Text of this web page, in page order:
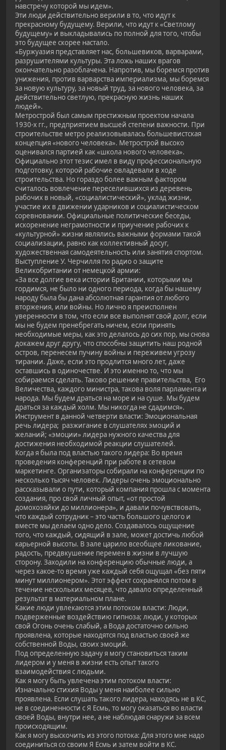
навстречу которой мы идем».
Эти люди действительно верили в то, что идут к
прекрасному будущему. Верили, что идут к «Светлому
будущему» и выкладывались по полной для того, чтобы
это будущее скорее настало.
«Буржуазия представляет нас, большевиков, варварами,
разрушителями культуры. Эта ложь наших врагов
окончательно разоблачена. Напротив, мы боремся против
унижения, против варварства империализма, мы боремся
за новую культуру, за новый труд, за нового человека, за
действительно светлую, прекрасную жизнь наших
людей».
Метрострой был самым престижным проектом начала
1930-х гг., предприятием высшей степени важности. При
строительстве метро реализовывалась большевистская
концепция «нового человека». Метрострой высоко
оценивался партией как «школа нового человека».
Официально этот тезис имел в виду профессиональную
подготовку, которой рабочие овладевали в ходе
строительства. Но гораздо более важным фактором
считалось вовлечение переселившихся из деревень
рабочих в новый, «социалистический», уклад жизни,
участие их в движении ударников и социалистическом
соревновании. Официальные политические беседы,
искоренение неграмотности и приучение рабочих к
«культурной» жизни являлись важными формами такой
социализации, равно как коллективный досуг,
художественная самодеятельность или занятия спортом.
Выступление У. Черчилля по радио о защите
Великобритании от немецкой армии:
«За все долгие века истории Британии, которыми мы
гордимся, не было ни одного периода, когда бы нашему
народу была бы дана абсолютная гарантия от любого
вторжения, или войны. Но лично я преисполнен
уверенности в том, что если все выполнят свой долг, если
мы не будем пренебрегать ничем, если принять
необходимые меры, как это делалось до сих пор, мы снова
докажем друг другу, что способны защитить наш родной
остров, перенесем пучину войны и переживем угрозу
тирании. Даже, если это продлится много лет, даже
оставшись в одиночестве. И это именно то, что мы
собираемся сделать. Таково решение правительства, Его
Величества, каждого министра, такова воля парламента и
народа. Мы будем драться на море и на суше. Мы будем
драться за каждый холм. Мы никогда не сдадимся».
Инструмент в данной четверти власти: Эмоциональная
речь лидера; разжигание в слушателях эмоций и
желаний; «эмоции» лидера нужного качества для
достижения необходимой реакции слушателей.
Когда я была под властью такого лидера: Во время
проведения конференций при работе в сетевом
маркетинге. Организаторы собирали на конференции по
несколько тысяч человек. Лидеры очень эмоционально
рассказывали о пути, который компания прошла с момента
создания, про свой личный опыт, «от простой
домохозяйки до миллионера», и давали почувствовать,
что каждый сотрудник – это часть большого целого и
вместе мы делаем одно дело. Создавалось ощущение
того, что каждый, сидящий в зале, может достичь любой
карьерной высоты. В зале царило всеобщее ликование,
радость, предвкушение перемен в жизни в лучшую
сторону. Заходили на конференцию обычные люди, а
через какое-то время уже каждый себя ощущал «без пяти
минут миллионером». Этот эффект сохранялся потом в
течение нескольких месяцев, что давало определенный
результат в материальном плане.
Какие люди увлекаются этим потоком власти: Люди,
подверженные воздействию гипноза; люди, у которых
свой Огонь очень слабый, а Вода достаточно сильно
проявлена, которые находятся под властью своей же
собственной Воды, своих эмоций.
Под определенную задачу я могу становиться таким
лидером и у меня в жизни есть опыт такого
взаимодействия с людьми.
Как я могу быть увлечена этим потоком власти:
Изначально стихия Воды у меня наиболее сильно
проявлена. Если слушать такого лидера, находясь не в КС,
не в соединенности с Я Есмь, то могу оказаться во власти
своей Воды, внутри нее, а не наблюдая снаружи за всем
происходящим.
Как я могу выскочить из этого потока: Для этого мне надо
соединиться со своим Я Есмь и затем войти в КС.